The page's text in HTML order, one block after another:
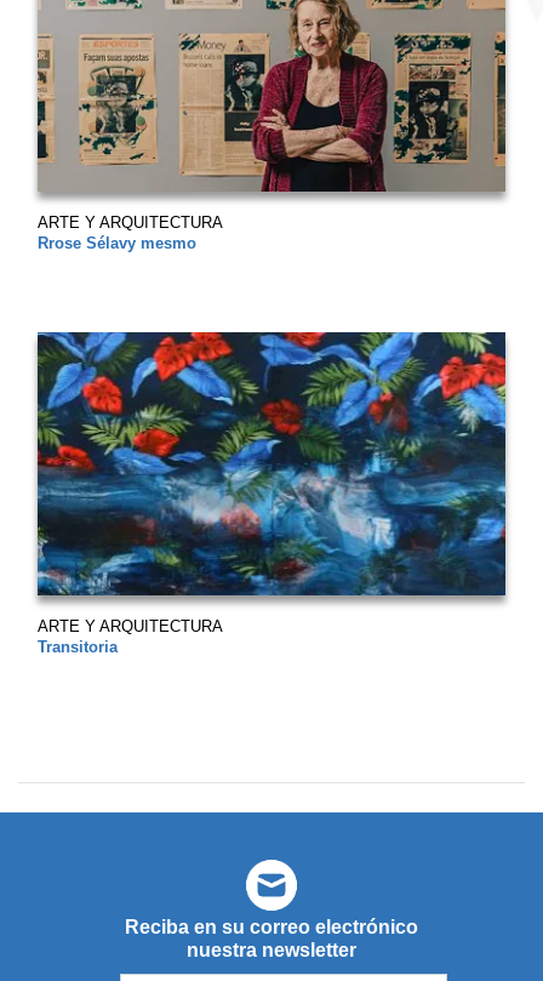
ARTE Y ARQUITECTURA
Rrose Sélavy mesmo
ARTE Y ARQUITECTURA
Transitoria
Reciba en su correo electrónico
nuestra newsletter